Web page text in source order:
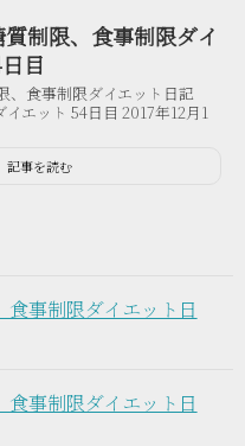
制限、食事制限ダイ
目
、食事制限ダイエット日記
エット 54日目 2017年12月1
記事を読む
事制限ダイエット日
事制限ダイエット日